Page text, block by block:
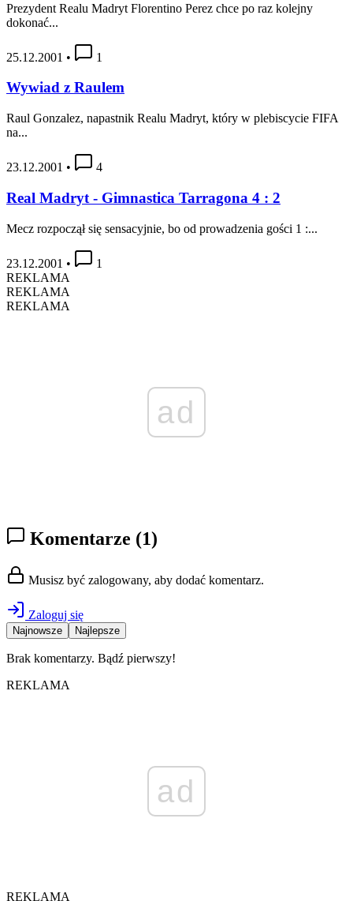
Prezydent Realu Madryt Florentino Perez chce po raz kolejny
dokonać...
25.12.2001 • 1
Wywiad z Raulem
Raul Gonzalez, napastnik Realu Madryt, który w plebiscycie FIFA
na...
23.12.2001 • 4
Real Madryt - Gimnastica Tarragona 4 : 2
Mecz rozpoczął się sensacyjnie, bo od prowadzenia gości 1 :...
23.12.2001 •
1
REKLAMA
REKLAMA
REKLAMA
ad
Komentarze (1)
Musisz być zalogowany, aby dodać komentarz.
Zaloguj się
Najnowsze Najlepsze
Brak komentarzy. Bądź pierwszy!
REKLAMA
ad
REKLAMA